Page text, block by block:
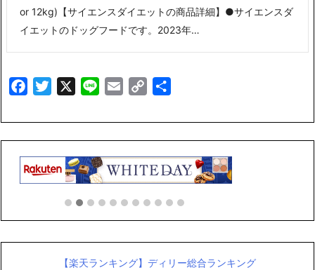
or 12kg)【サイエンスダイエットの商品詳細】●サイエンスダ
イエットのドッグフードです。2023年…
FacebookTwitter Line Email
Copy
【楽天ランキング】ディリー総合ランキング